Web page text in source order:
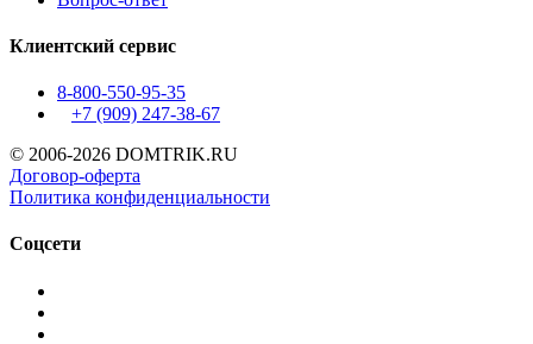
Клиентский сервис
8-800-550-95-35
+7 (909) 247-38-67
© 2006-2026 DOMTRIK.RU
Договор-оферта
Политика конфиденциальности
Соцсети